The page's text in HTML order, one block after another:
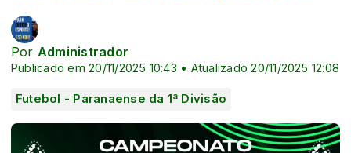
Por Administrador
Publicado em 20/11/2025 10:43 • Atualizado 20/11/2025 12:08
Futebol - Paranaense da 1ª Divisão